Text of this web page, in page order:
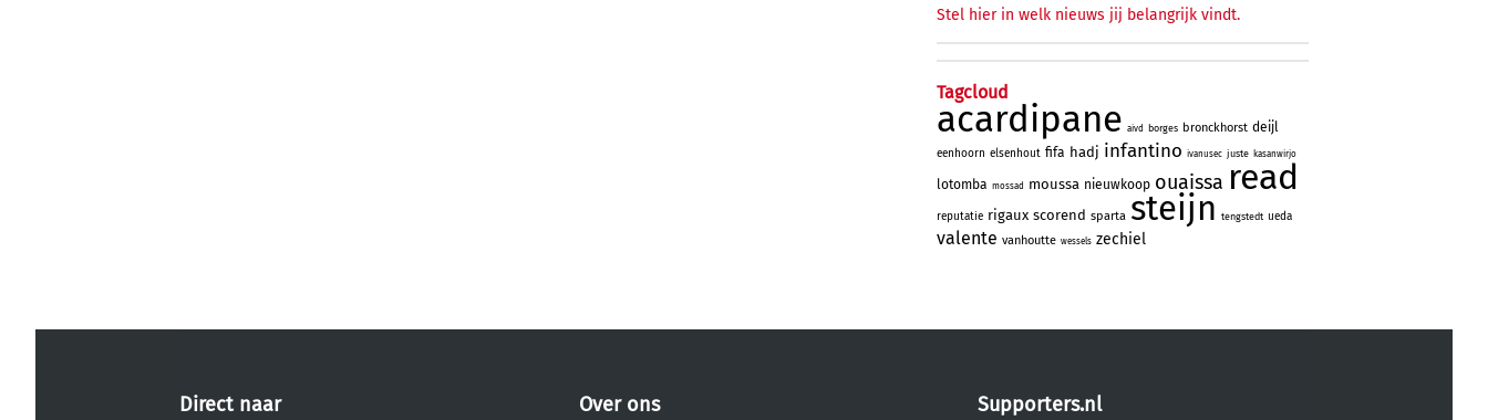
Stel hier in welk nieuws jij belangrijk vindt.
Tagcloud
acardipane aivd borges bronckhorst deijl
eenhoorn elsenhout fifa hadj infantino ivanusec juste kasanwirjo
lotomba mossad moussa nieuwkoop ouaissa read
reputatie rigaux scorend sparta steijn tengstedt ueda
valente vanhoutte wessels zechiel
Direct naar Over ons Supporters.nl